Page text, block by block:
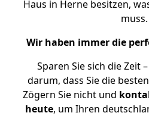
Haus in Herne besitzen,
muss.
Wir haben immer die
Sparen Sie sich die Zeit
darum, dass Sie die
Zögern Sie nicht und
heute, um Ihren